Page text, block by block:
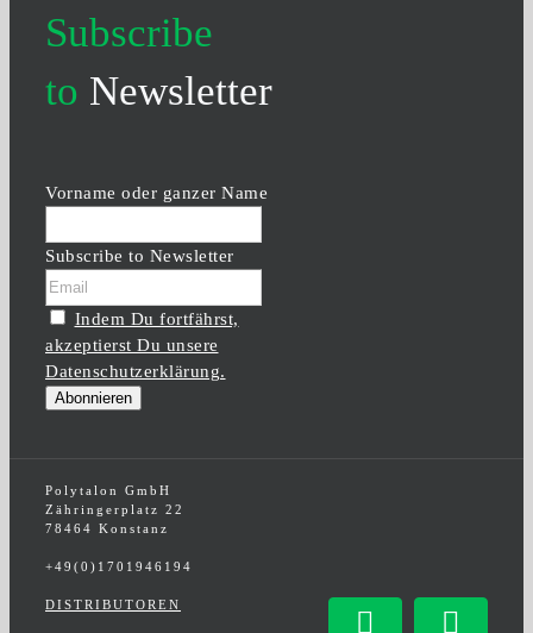
Subscribe
to Newsletter
Vorname oder ganzer Name
Subscribe to Newsletter
Indem Du fortfährst,
akzeptierst Du unsere
Datenschutzerklärung.
Polytalon GmbH
Zähringerplatz 22
78464 Konstanz
+49(0)1701946194
DISTRIBUTOREN